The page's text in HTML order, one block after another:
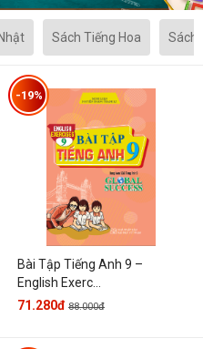
Sách Tiếng Hoa Sách
Bài Tập Tiếng Anh 9 –
English Exerc...
-19%
71.280đ 88.000đ